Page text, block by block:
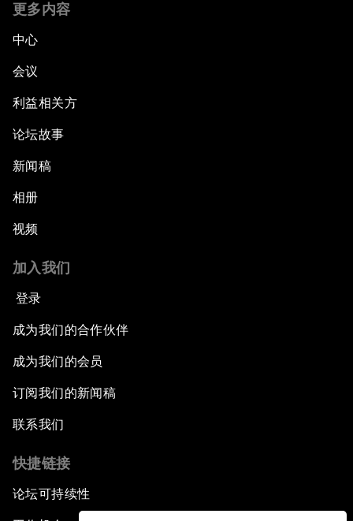
更多内容
中心
会议
利益相关方
论坛故事
新闻稿
相册
视频
加入我们
登录
成为我们的合作伙伴
成为我们的会员
订阅我们的新闻稿
联系我们
快捷链接
论坛可持续性